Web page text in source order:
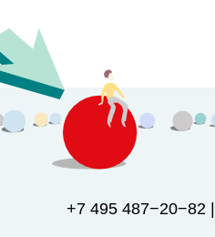
+7 495 487−20−82